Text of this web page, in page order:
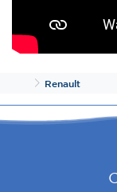
InicioRenault